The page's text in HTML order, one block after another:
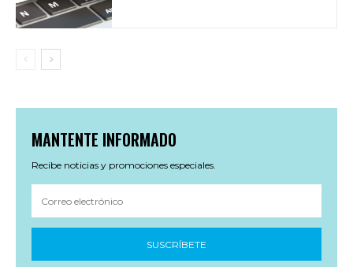
MANTENTE INFORMADO
Recibe noticias y promociones especiales.
SUSCRÍBETE